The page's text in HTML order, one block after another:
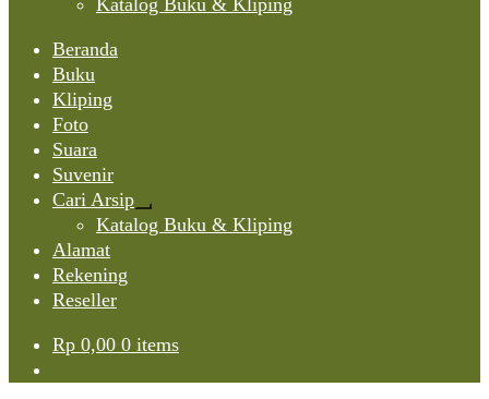
Katalog Buku & Kliping
Beranda
Buku
Kliping
Foto
Suara
Suvenir
Cari Arsip
Expand
child
Katalog Buku & Kliping
Alamat
Rekening
Reseller
Rp 0,00 0 items